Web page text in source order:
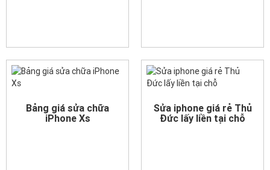
Bảng giá sửa chữa
iPhone Xs
Sửa iphone giá rẻ Thủ
Đức lấy liền tại chỗ